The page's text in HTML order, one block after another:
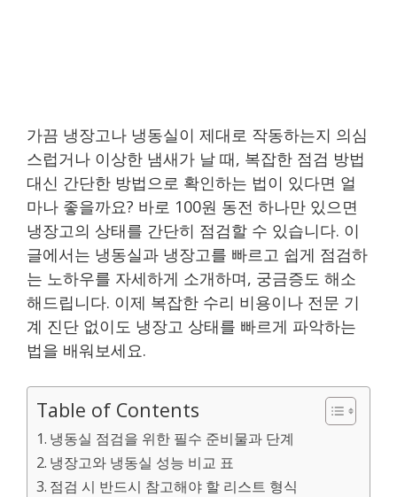
가끔 냉장고나 냉동실이 제대로 작동하는지 의심
스럽거나 이상한 냄새가 날 때, 복잡한 점검 방법
대신 간단한 방법으로 확인하는 법이 있다면 얼
마나 좋을까요? 바로 100원 동전 하나만 있으면
냉장고의 상태를 간단히 점검할 수 있습니다. 이
글에서는 냉동실과 냉장고를 빠르고 쉽게 점검하
는 노하우를 자세하게 소개하며, 궁금증도 해소
해드립니다. 이제 복잡한 수리 비용이나 전문 기
계 진단 없이도 냉장고 상태를 빠르게 파악하는
법을 배워보세요.
Table of Contents
냉동실 점검을 위한 필수 준비물과 단계
냉장고와 냉동실 성능 비교 표
점검 시 반드시 참고해야 할 리스트 형식